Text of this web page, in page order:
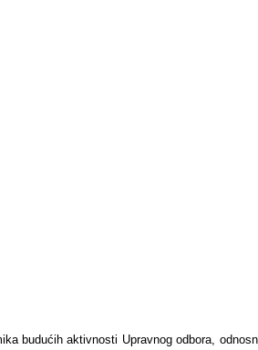
budućih aktivnosti Upravnog odbora,